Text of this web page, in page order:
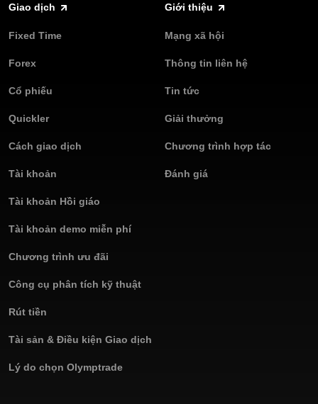
nhất để có một trải nghiệm giao dịch cổ phiếu tuyệt vời!
phiếu hoàn toàn phi rủi ro và có được sự tự tin vào các kỹ năng
Giao dịch
Fixed Time
Forex
Cổ phiếu
Quickler
Cách giao dịch
Tài khoản
Tài khoản Hồi giáo
Tài khoản demo miễn phí
Chương trình ưu đãi
Công cụ phân tích kỹ thuật
Rút tiền
Tài sản & Điều kiện Giao dịch
Lý do chọn Olymptrade
Giới thiệu
Mạng xã hội
Thông tin liên hệ
Tin tức
Giải thưởng
Chương trình hợp tác
Đánh giá